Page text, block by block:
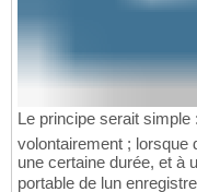
Le principe serait simple
volontairement ; lorsque
une certaine durée, et à
portable de lun